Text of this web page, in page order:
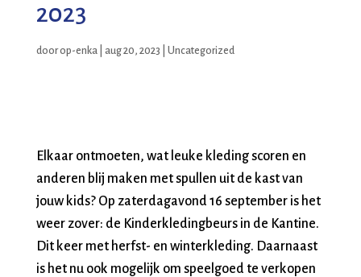
2023
doorop-enka| aug 20, 2023 Uncategorized
Elkaar ontmoeten, wat leuke kleding scoren en
anderen blij maken met spullen uit de kast van
jouw kids? Op zaterdagavond 16 september is het
weer zover: de Kinderkledingbeurs in de Kantine.
Dit keer met herfst- en winterkleding. Daarnaast
is het nu ook mogelijk om speelgoed te verkopen